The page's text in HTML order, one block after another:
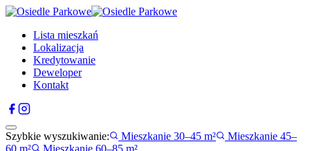
Lista mieszkań
Lokalizacja
Kredytowanie
Deweloper
Kontakt
Szybkie wyszukiwanie: Mieszkanie 30–45 m²
Mieszkanie 45–
60 m²
Mieszkanie 60–85 m²